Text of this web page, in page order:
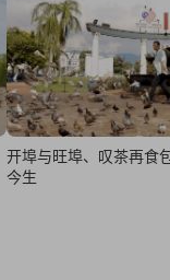
开埠与旺埠、叹茶再食
今生